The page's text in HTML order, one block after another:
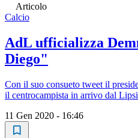
Articolo
Calcio
AdL ufficializza
Diego"
Con il suo consueto tweet il
il centrocampista in arrivo dal
11 Gen 2020 - 16:46